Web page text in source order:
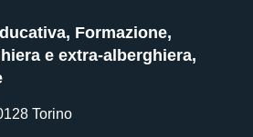
Formazione,
e extra-alberghiera,
Torino